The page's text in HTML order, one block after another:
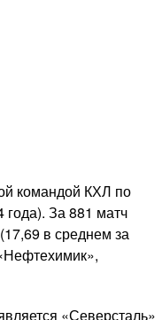
командой КХЛ по
года). За 881 матч
в среднем за
«Северсталь»